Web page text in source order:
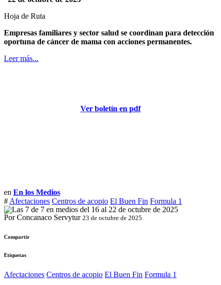
Hoja de Ruta
Empresas familiares y sector salud se coordinan para detección
oportuna de cáncer de mama con acciones permanentes.
Leer más...
Ver boletín en pdf
en En los Medios
#Afectaciones Centros de acopio El Buen Fin Formula 1
Por Concanaco Servytur 23 de octubre de 2025
Compartir
Etiquetas
Afectaciones Centros de acopio El Buen Fin Formula 1